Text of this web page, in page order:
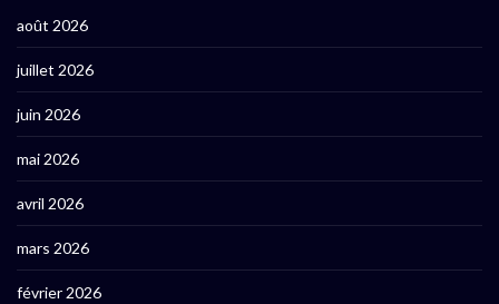
août 2026
juillet 2026
juin 2026
mai 2026
avril 2026
mars 2026
février 2026